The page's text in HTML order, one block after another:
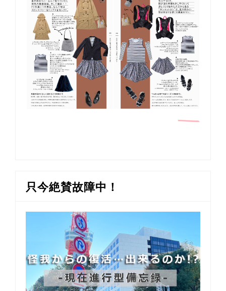
只今絶賛故障中！